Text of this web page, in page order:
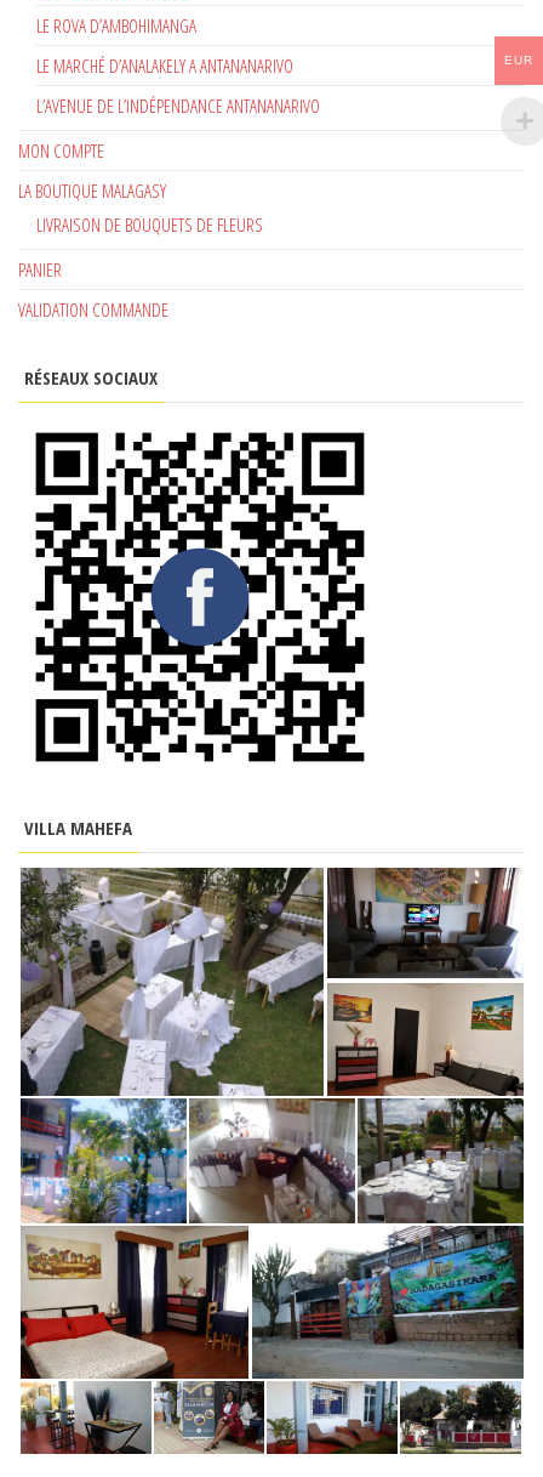
LE ROVA D’AMBOHIMANGA
LE MARCHÉ D’ANALAKELY A ANTANANARIVO
L’AVENUE DE L’INDÉPENDANCE ANTANANARIVO
MON COMPTE
LA BOUTIQUE MALAGASY
LIVRAISON DE BOUQUETS DE FLEURS
PANIER
VALIDATION COMMANDE
RÉSEAUX SOCIAUX
VILLA MAHEFA
EUR